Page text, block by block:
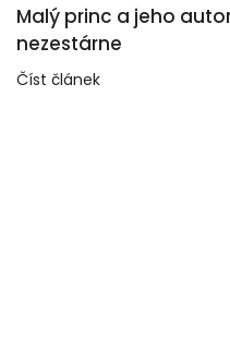
Malý princ a jeho
nezestárne
Číst článek